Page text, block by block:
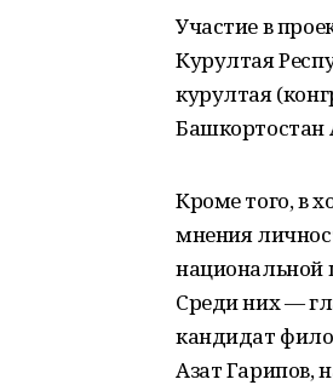
Участие в
Курултая
курултая
Кроме того, в
мнения
национальной
Среди них —
кандидат
Азат Гарипов,